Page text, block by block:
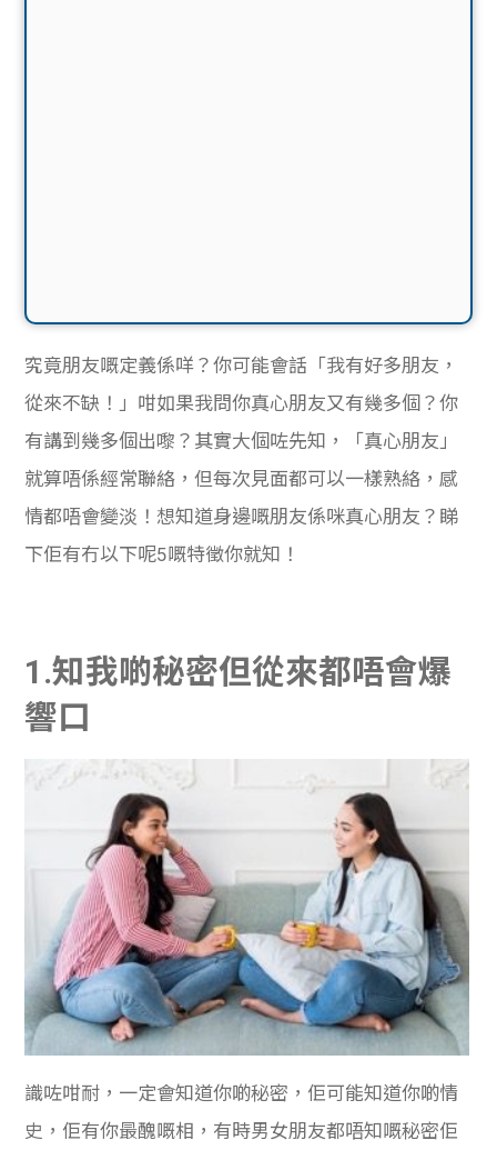
究竟朋友嘅定義係咩？你可能會話「我有好多朋友，
從來不缺！」咁如果我問你真心朋友又有幾多個？你
有講到幾多個出嚟？其實大個咗先知，「真心朋友」
就算唔係經常聯絡，但每次見面都可以一樣熟絡，感
情都唔會變淡！想知道身邊嘅朋友係咪真心朋友？睇
下佢有冇以下呢5嘅特徵你就知！
1.知我啲秘密但從來都唔會爆
響口
識咗咁耐，一定會知道你啲秘密，佢可能知道你啲情
史，佢有你最醜嘅相，有時男女朋友都唔知嘅秘密佢